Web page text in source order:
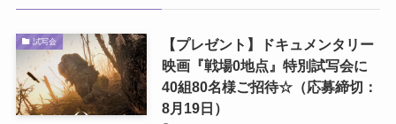
試写会
【プレゼント】ドキュメンタリー
映画『戦場0地点』特別試写会に
40組80名様ご招待☆（応募締切：
8月19日）